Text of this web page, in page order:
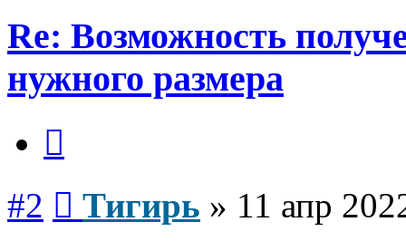
Re: Возможность
нужного размера
#2 Тигирь » 11 апр